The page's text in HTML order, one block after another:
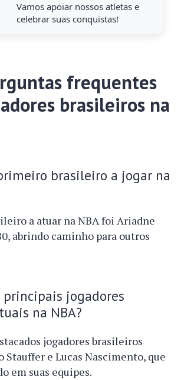
Vamos apoiar nossos atletas e
celebrar suas conquistas!
frequentes
brasileiros na
brasileiro a jogar na
a atuar na NBA foi Ariadne
abrindo caminho para outros
principais jogadores
na NBA?
jogadores brasileiros
e Lucas Nascimento, que
em suas equipes.